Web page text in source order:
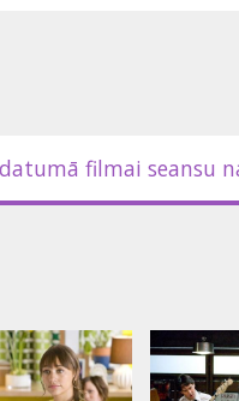
filmai seansu